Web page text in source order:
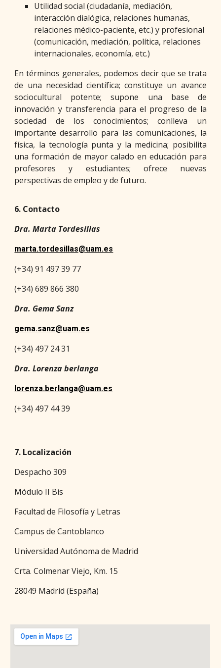
Utilidad social (ciudadanía, mediación,
interacción dialógica, relaciones humanas,
relaciones médico-paciente, etc.) y profesional
(comunicación, mediación, política, relaciones
internacionales, economía, etc.)
En términos generales, podemos decir que se trata
de una necesidad científica; constituye un avance
sociocultural potente; supone una base de
innovación y transferencia para el progreso de la
sociedad de los conocimientos; conlleva un
importante desarrollo para las comunicaciones, la
física, la tecnología punta y la medicina; posibilita
una formación de mayor calado en educación para
profesores y estudiantes; ofrece nuevas
perspectivas de empleo y de futuro.
6. Contacto
Dra. Marta Tordesillas
marta.tordesillas@uam.es
(+34) 91 497 39 77
(+34) 689 866 380
Dra. Gema Sanz
gema.sanz@uam.es
(+34) 497 24 31
Dra. Lorenza berlanga
lorenza.berlanga@uam.es
(+34) 497 44 39
7. Localización
Despacho 309
Módulo II Bis
Facultad de Filosofía y Letras
Campus de Cantoblanco
Universidad Autónoma de Madrid
Crta. Colmenar Viejo, Km. 15
28049 Madrid (España)